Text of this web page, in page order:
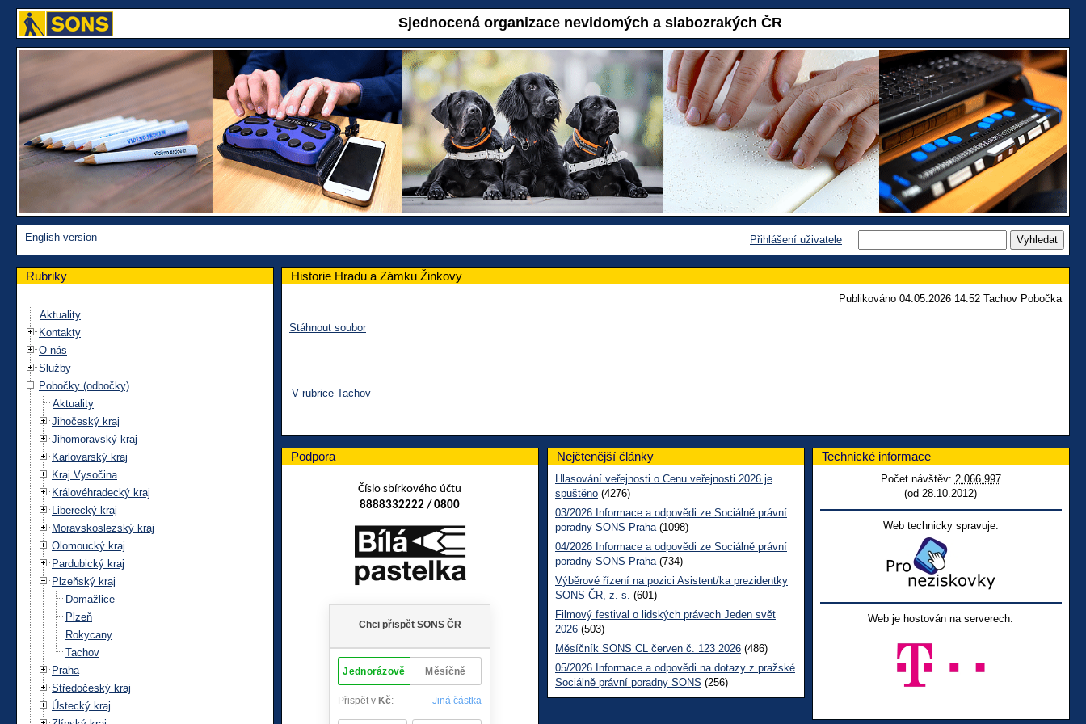
Sjednocená organizace nevidomých a slabozrakých ČR
English version Přihlášení uživatele
Rubriky
Aktuality
Kontakty
O nás
Služby
Pobočky (odbočky)
Aktuality
Jihočeský kraj
Jihomoravský kraj
Karlovarský kraj
Kraj Vysočina
Královéhradecký kraj
Liberecký kraj
Moravskoslezský kraj
Olomoucký kraj
Pardubický kraj
Plzeňský kraj
Domažlice
Plzeň
Rokycany
Tachov
Praha
Středočeský kraj
Ústecký kraj
Historie Hradu a Zámku Žinkovy
Publikováno 04.05.2026 14:52 Tachov Pobočka
Stáhnout soubor
V rubrice Tachov
Podpora
Číslo sbírkového účtu
8888332222 / 0800
Nejčtenější články
Hlasování veřejnosti o Cenu veřejnosti 2026 je
spuštěno (4276)
03/2026 Informace a odpovědi ze Sociálně právní
poradny SONS Praha (1098)
04/2026 Informace a odpovědi ze Sociálně právní
poradny SONS Praha (734)
Výběrové řízení na pozici Asistent/ka prezidentky
SONS ČR, z. s. (601)
Filmový festival o lidských právech Jeden svět
2026 (503)
Měsíčník SONS CL červen č. 123 2026 (486)
05/2026 Informace a odpovědi na dotazy z pražské
Sociálně právní poradny SONS (256)
Technické informace
Počet návštěv: 2 066 997
(od 28.10.2012)
Web technicky spravuje:
Web je hostován na serverech: